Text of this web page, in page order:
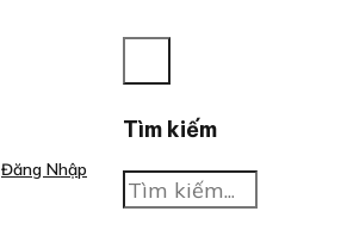
Đăng Nhập
Tìm kiếm
Tìm
kiếm